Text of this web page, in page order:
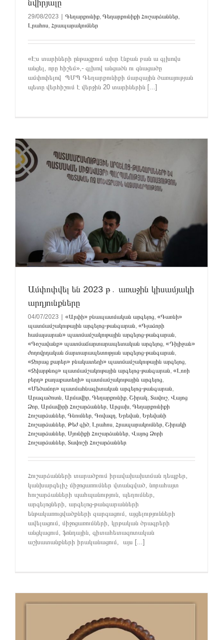
նվիրյալը
29/08/2023 Գեղարքունիք, Գեղարքունիքի Հուշարձաններ,
Լրահոս, Հրապարակումներ
«Էս տարիների ընթացքում ախր էնքան բան ա գլխովս
անցել, որը հիշեմ»,- գլխով անցածն ու գնացածը
ամփոփելով ՊՄՊ Գեղարքունիքի մարզային ծառայության
պետը վերհիշում է վերջին 20 տարիներին [...]
Ամփոփվել են 2023 թ․ առաջին կիսամյակի
արդյունքները
04/07/2023 | «Արփի» բնապատմական արգելոց «Գառնի»
պատմամշակութային արգելոց-թանգարան «Գլաձորի
համալսարան» պատմամշակութային արգելոց-թանգարան
«Գոշավանք» պատմաճարտարապետական արգելոց «Դիլիջան»
ժողովրդական ճարտարապետության արգելոց-թանգարան
«Զորաց քարեր» բնակատեղի» պատմամշակութային արգելոց
«Զվարթնոց» պատմամշակութային արգելոց-թանգարան «Լոռի
բերդ» քաղաքատեղի» պատմամշակութային արգելոց
«Մեծամոր» պատմահնագիտական արգելոց-թանգարան
Արագածոտն Արմավիր Գեղարքունիք Շիրակ Տավուշ Վայոց
Ձոր Արմավիրի Հուշարձաններ Արցախ Գեղարքունիքի
Հուշարձաններ Գնումներ Գովազդ Երեվան Երեվանի
Հուշարձաններ Թեժ գիծ, Լրահոս Հրապարակումներ Շիրակի
Հուշարձաններ Սյունիքի Հուշարձաններ Վայոց Ձորի
Հուշարձաններ Տավուշի Հուշարձաններ
Հուշարձանների տարածքում իրավախախտման դեպքեր,
կանխարգելիչ միջոցառումներ վտանգված, նորահայտ
հուշարձանների պահպանություն, պեղումներ,
արգելոցների, արգելոց-թանգարանների
ենթակառուցվածքների զարգացում, այցելությունների
ավելացում, միջոցառումների, կրթական ծրագրերի
անցկացում, ֆոնդային, գիտահետազոտական
աշխատանքների իրականացում, այս [...]